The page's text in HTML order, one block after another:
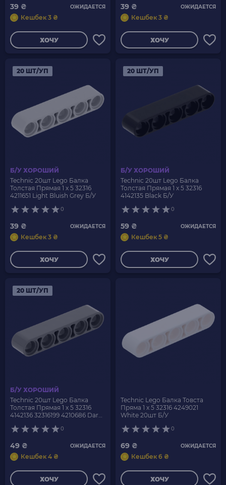
39 ₴ ОЖИДАЕТСЯ
Кешбек 3 ₴
ХОЧУ
39 ₴ ОЖИДАЕТСЯ
Кешбек 3 ₴
ХОЧУ
20 ШТ/УП
Б/У ХОРОШИЙ
Technic 20шт Lego Балка
Толстая Прямая 1 x 5 32316
4211651 Light Bluish Grey Б/У
0
39 ₴ ОЖИДАЕТСЯ
Кешбек 3 ₴
ХОЧУ
20 ШТ/УП
Б/У ХОРОШИЙ
Technic 20шт Lego Балка
Толстая Прямая 1 x 5 32316
4142135 Black Б/У
0
59 ₴ ОЖИДАЕТСЯ
Кешбек 5 ₴
ХОЧУ
20 ШТ/УП
Б/У ХОРОШИЙ
Technic 20шт Lego Балка
Толстая Прямая 1 x 5 32316
4142136 32316199 4210686 Dark
0
49 ₴ ОЖИДАЕТСЯ
Кешбек 4 ₴
ХОЧУ
Technic Lego Балка Товста
Пряма 1 x 5 32316 4249021
White 20шт Б/У
0
69 ₴ ОЖИДАЕТСЯ
Кешбек 6 ₴
ХОЧУ